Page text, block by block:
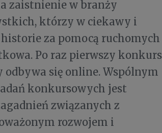
zaistnienie w branży
którzy w ciekawy i
za pomocą ruchomych
Po raz pierwszy konkurs
się online. Wspólnym
konkursowych jest
związanych z
rozwojem i